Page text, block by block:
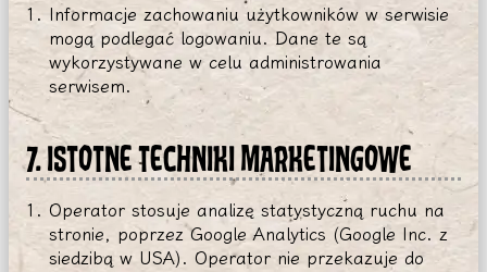
Informacje zachowaniu użytkowników w serwisie
mogą podlegać logowaniu. Dane te są
wykorzystywane w celu administrowania
serwisem.
7. ISTOTNE TECHNIKI MARKETINGOWE
Operator stosuje analizę statystyczną ruchu na
stronie, poprzez Google Analytics (Google Inc. z
siedzibą w USA). Operator nie przekazuje do